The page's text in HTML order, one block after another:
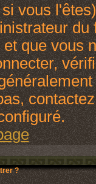
vous
que vous
?